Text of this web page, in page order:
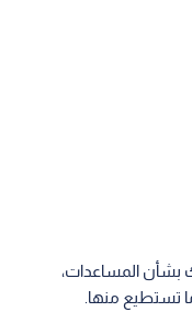
بشأن المساعدات،
تستطيع منها.